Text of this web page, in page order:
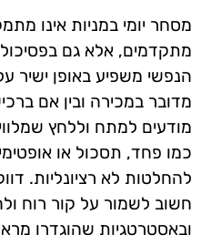
מסחר יומי במניות אינו
מתקדמים, אלא גם
הנפשי משפיע באופן ישיר
מדובר במכירה ובין אם
מודעים למתח וללחץ
כמו פחד, תסכול או
להחלטות לא רציונליות.
חשוב לשמור על קור רוח
ובאסטרטגיות שהוגדרו